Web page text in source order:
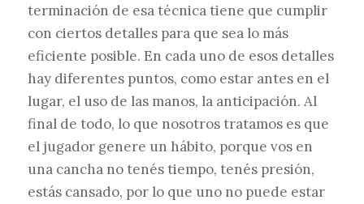
terminación de esa técnica tiene que cumplir
con ciertos detalles para que sea lo más
eficiente posible. En cada uno de esos detalles
hay diferentes puntos, como estar antes en el
lugar, el uso de las manos, la anticipación. Al
final de todo, lo que nosotros tratamos es que
el jugador genere un hábito, porque vos en
una cancha no tenés tiempo, tenés presión,
estás cansado, por lo que uno no puede estar